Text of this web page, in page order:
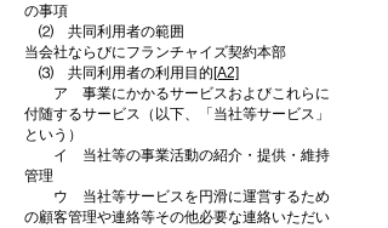
の事項
⑵ 共同利用者の範囲
当会社ならびにフランチャイズ契約本部
⑶ 共同利用者の利用目的[A2]
ア 事業にかかるサービスおよびこれらに
付随するサービス（以下、「当社等サービス」
という）
イ 当社等の事業活動の紹介・提供・維持
管理
ウ 当社等サービスを円滑に運営するため
の顧客管理や連絡等その他必要な連絡いただい